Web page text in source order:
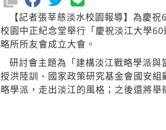
【記者張莘慈淡水校園報導】為慶
校園中正紀念堂舉行「慶祝淡江大學
略所所友會成立大會。
研討會主題為「建構淡江戰略學派
授洪陸訓、國家政策研究基金會國安
略學派，走出淡江的風格；之後還將